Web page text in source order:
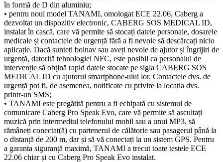
în formă de D din aluminiu;
• pentru noul model TANAMI, omologat ECE 22.06, Caberg a
dezvoltat un dispozitiv electronic, CABERG SOS MEDICAL ID,
instalat în cască, care vă permite să stocați datele personale, dosarele
medicale și contactele de urgență fără a fi nevoie să descărcați nicio
aplicație. Dacă sunteți bolnav sau aveți nevoie de ajutor și îngrijiri de
urgență, datorită tehnologiei NFC, este posibil ca personalul de
intervenție să obțină rapid datele stocate pe sigla CABERG SOS
MEDICAL ID cu ajutorul smartphone-ului lor. Contactele dvs. de
urgență pot fi, de asemenea, notificate cu privire la locația dvs.
printr-un SMS;
• TANAMI este pregătită pentru a fi echipată cu sistemul de
comunicare Caberg Pro Speak Evo, care vă permite să ascultați
muzică prin intermediul telefonului mobil sau a unui MP3, să
rămâneți conectat(ă) cu partenerul de călătorie sau pasagerul până la
o distanță de 200 m, dar și să vă conectați la un sistem GPS. Pentru
a garanta siguranță maximă, TANAMI a trecut toate testele ECE
22.06 chiar și cu Caberg Pro Speak Evo instalat.